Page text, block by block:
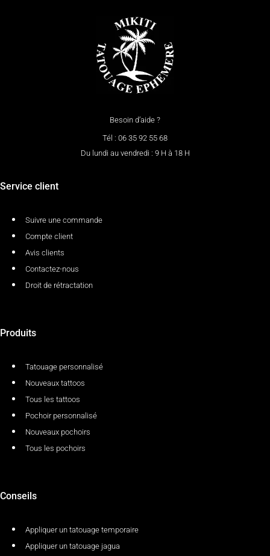
Besoin d’aide ?
Tél : 06 35 92 55 68
Du lundi au vendredi : 9 H à 18 H
Service client
Suivre une commande
Compte client
Avis clients
Contactez-nous
Droit de rétractation
Produits
Tatouage personnalisé
Nouveaux tattoos
Tous les tattoos
Pochoir personnalisé
Nouveaux pochoirs
Tous les pochoirs
Conseils
Appliquer un tatouage temporaire
Appliquer un tatouage jagua